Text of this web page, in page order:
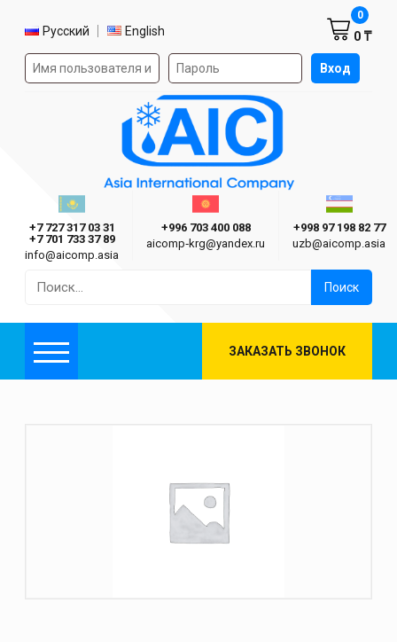
Выбор языка
Русский English
Форма авторизации на сайте Вход
0 ₸
0
Asia International Company
Казахстан г. Алматы
+7 727 317 03 31
+7 701 733 37 89
info@aicomp.asia
Киргизия г. Бишкек
+996 703 400 088
aicomp‑krg@yandex.ru
+998 97 198 82 77
uzb@aicomp.asia
Меню ЗАКАЗАТЬ ЗВОНОК